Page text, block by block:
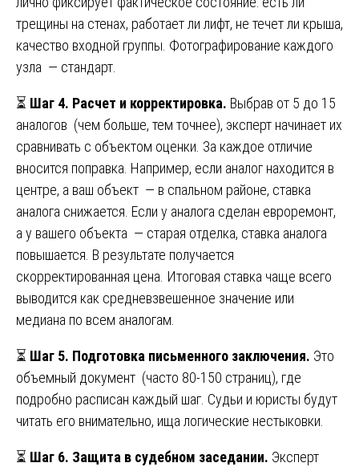
трещины на стенах, работает ли лифт, не течет ли крыша,
качество входной группы. Фотографирование каждого
узла — стандарт.
⏳ Шаг 4. Расчет и корректировка. Выбрав от 5 до 15
аналогов (чем больше, тем точнее), эксперт начинает их
сравнивать с объектом оценки. За каждое отличие
вносится поправка. Например, если аналог находится в
центре, а ваш объект — в спальном районе, ставка
аналога снижается. Если у аналога сделан евроремонт,
а у вашего объекта — старая отделка, ставка аналога
повышается. В результате получается
скорректированная цена. Итоговая ставка чаще всего
выводится как средневзвешенное значение или
медиана по всем аналогам.
⏳ Шаг 5. Подготовка письменного заключения. Это
объемный документ (часто 80-150 страниц), где
подробно расписан каждый шаг. Судьи и юристы будут
читать его внимательно, ища логические нестыковки.
⏳ Шаг 6. Защита в судебном заседании. Эксперт